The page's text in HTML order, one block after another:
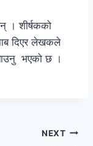
। शीर्षकको
दिएर लेखकले
भएको छ ।
NEXT